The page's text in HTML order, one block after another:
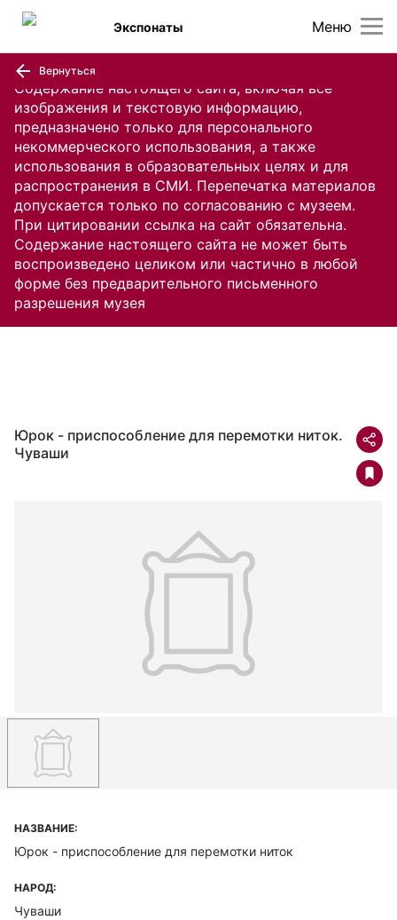
Содержание настоящего сайта, включая все
изображения и текстовую информацию,
предназначено только для персонального
некоммерческого использования, а также
использования в образовательных целях и для
распространения в СМИ. Перепечатка материалов
допускается только по согласованию с музеем.
При цитировании ссылка на сайт обязательна.
Содержание настоящего сайта не может быть
воспроизведено целиком или частично в любой
форме без предварительного письменного
разрешения музея
Меню
Экспонаты
Вернуться
Юрок - приспособление для перемотки ниток.
Чуваши
НАЗВАНИЕ:
Юрок - приспособление для перемотки ниток
НАРОД:
Чуваши